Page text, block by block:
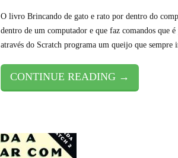
O livro Brincando de gato e rato por dentro do
dentro de um computador e que faz comandos que
através do Scratch programa um queijo que
CONTINUE READING →